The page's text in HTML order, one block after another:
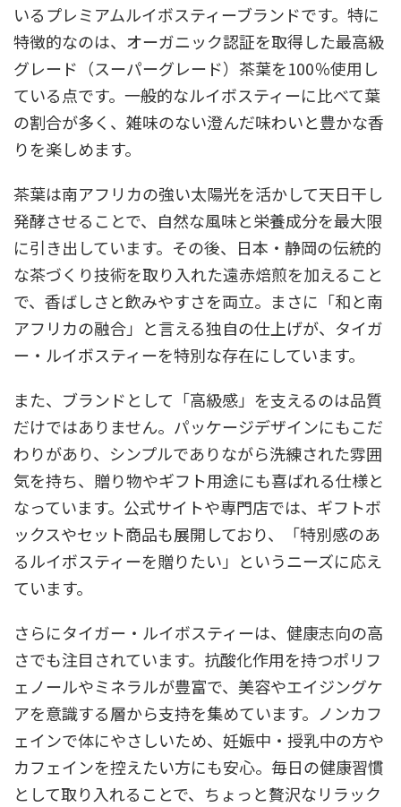
いるプレミアムルイボスティーブランドです。特に
特徴的なのは、オーガニック認証を取得した最高級
グレード（スーパーグレード）茶葉を100％使用し
ている点です。一般的なルイボスティーに比べて葉
の割合が多く、雑味のない澄んだ味わいと豊かな香
りを楽しめます。
茶葉は南アフリカの強い太陽光を活かして天日干し
発酵させることで、自然な風味と栄養成分を最大限
に引き出しています。その後、日本・静岡の伝統的
な茶づくり技術を取り入れた遠赤焙煎を加えること
で、香ばしさと飲みやすさを両立。まさに「和と南
アフリカの融合」と言える独自の仕上げが、タイガ
ー・ルイボスティーを特別な存在にしています。
また、ブランドとして「高級感」を支えるのは品質
だけではありません。パッケージデザインにもこだ
わりがあり、シンプルでありながら洗練された雰囲
気を持ち、贈り物やギフト用途にも喜ばれる仕様と
なっています。公式サイトや専門店では、ギフトボ
ックスやセット商品も展開しており、「特別感のあ
るルイボスティーを贈りたい」というニーズに応え
ています。
さらにタイガー・ルイボスティーは、健康志向の高
さでも注目されています。抗酸化作用を持つポリフ
ェノールやミネラルが豊富で、美容やエイジングケ
アを意識する層から支持を集めています。ノンカフ
ェインで体にやさしいため、妊娠中・授乳中の方や
カフェインを控えたい方にも安心。毎日の健康習慣
として取り入れることで、ちょっと贅沢なリラック